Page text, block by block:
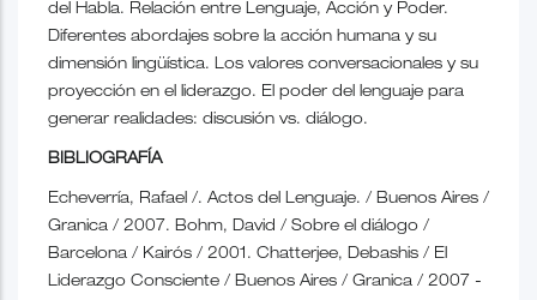
del Habla. Relación entre Lenguaje, Acción y Poder.
Diferentes abordajes sobre la acción humana y su
dimensión lingüística. Los valores conversacionales y su
proyección en el liderazgo. El poder del lenguaje para
generar realidades: discusión vs. diálogo.
BIBLIOGRAFÍA
Echeverría, Rafael /. Actos del Lenguaje. / Buenos Aires /
Granica / 2007. Bohm, David / Sobre el diálogo /
Barcelona / Kairós / 2001. Chatterjee, Debashis / El
Liderazgo Consciente / Buenos Aires / Granica / 2007 -